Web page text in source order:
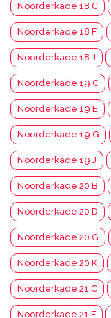
Noorderkade 18 C
Noorderkade 18 F
Noorderkade 18 J
Noorderkade 19 C
Noorderkade 19 E
Noorderkade 19 G
Noorderkade 19 J
Noorderkade 20 B
Noorderkade 20 D
Noorderkade 20 G
Noorderkade 20 K
Noorderkade 21 C
Noorderkade 21 F